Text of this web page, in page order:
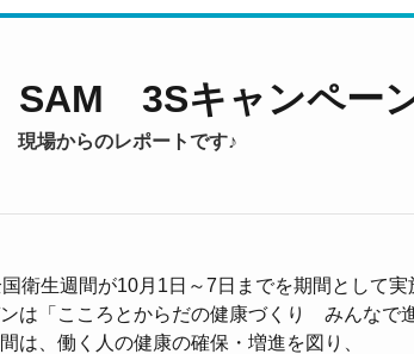
3Sキャンペー
現場からのレポートです♪
衛生週間が10月1日～7日までを期間として実
は「 こころとからだの健康づくり みんなで
は、働く人の健康の確保・増進を図り、